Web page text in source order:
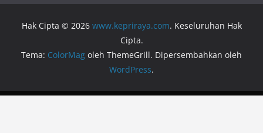
Hak Cipta © 2026 www.kepriraya.com. Keseluruhan Hak
Cipta.
Tema: ColorMag oleh ThemeGrill. Dipersembahkan oleh
WordPress.